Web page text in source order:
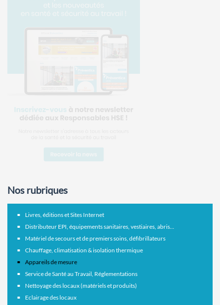
Nos rubriques
Livres, éditions et Sites Internet
Distributeur EPI, équipements sanitaires, vestiaires, abris...
Matériel de secours et de premiers soins, défibrillateurs
Chauffage, climatisation & isolation thermique
Appareils de mesure
Service de Santé au Travail, Réglementations
Nettoyage des locaux (matériels et produits)
Eclairage des locaux